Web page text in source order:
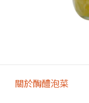
關於醄醴泡菜